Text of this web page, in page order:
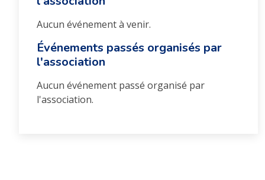
Aucun événement à venir.
Événements passés organisés par
l'association
Aucun événement passé organisé par
l'association.